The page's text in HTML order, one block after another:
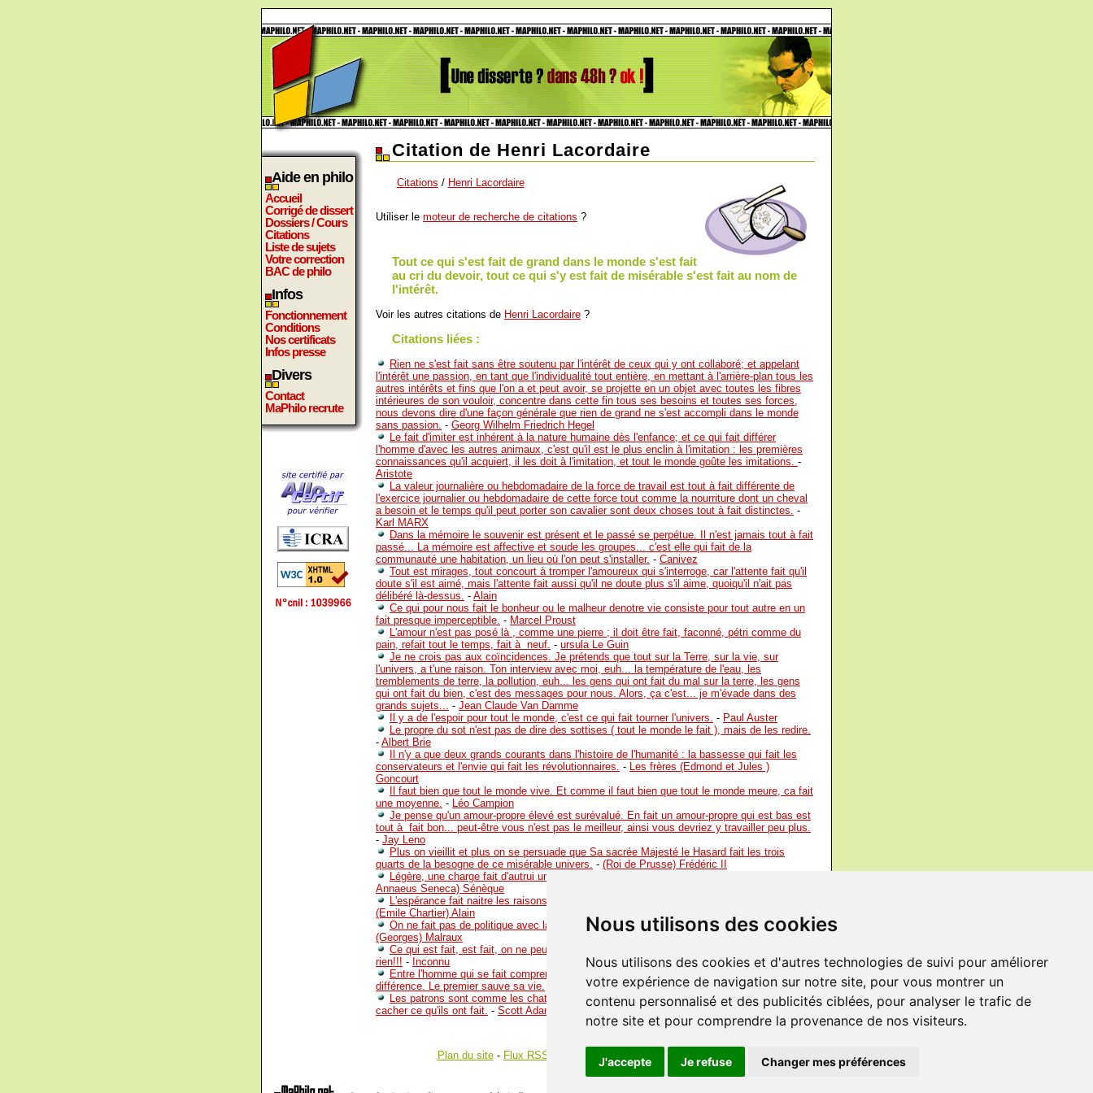
Nous utilisons des cookies
Nous utilisons des cookies et d'autres technologies de suivi pour améliorer
votre expérience de navigation sur notre site, pour vous montrer un
contenu personnalisé et des publicités ciblées, pour analyser le trafic de
notre site et pour comprendre la provenance de nos visiteurs.
J'accepte Je refuse Changer mes préférences
Aide en philo
Accueil
Corrigé de dissert
Dossiers / Cours
Citations
Liste de sujets
Votre correction
BAC de philo
Infos
Fonctionnement
Conditions
Nos certificats
Infos presse
Divers
Contact
MaPhilo recrute
Citation de Henri Lacordaire
Citations / Henri Lacordaire
Utiliser le moteur de recherche de citations ?
Tout ce qui s'est fait de grand dans le monde s'est fait
au cri du devoir, tout ce qui s'y est fait de misérable s'est fait au nom de
l'intérêt.
Voir les autres citations de Henri Lacordaire ?
Citations liées :
Rien ne s'est fait sans être soutenu par l'intérêt de ceux qui y ont collaboré; et appelant
l'intérêt une passion, en tant que l'individualité tout entière, en mettant à l'arrière-plan tous les
autres intérêts et fins que l'on a et peut avoir, se projette en un objet avec toutes les fibres
intérieures de son vouloir, concentre dans cette fin tous ses besoins et toutes ses forces,
nous devons dire d'une façon générale que rien de grand ne s'est accompli dans le monde
sans passion. - Georg Wilhelm Friedrich Hegel
Le fait d'imiter est inhérent à la nature humaine dès l'enfance; et ce qui fait différer
l'homme d'avec les autres animaux, c'est qu'il est le plus enclin à l'imitation : les premières
connaissances qu'il acquiert, il les doit à l'imitation, et tout le monde goûte les imitations. -
Aristote
La valeur journalière ou hebdomadaire de la force de travail est tout à fait différente de
l'exercice journalier ou hebdomadaire de cette force tout comme la nourriture dont un cheval
a besoin et le temps qu'il peut porter son cavalier sont deux choses tout à fait distinctes. -
Karl MARX
Dans la mémoire le souvenir est présent et le passé se perpétue. Il n'est jamais tout à fait
passé... La mémoire est affective et soude les groupes... c'est elle qui fait de la
communauté une habitation, un lieu où l'on peut s'installer. - Canivez
Tout est mirages, tout concourt à tromper l'amoureux qui s'interroge, car l'attente fait qu'il
doute s'il est aimé, mais l'attente fait aussi qu'il ne doute plus s'il aime, quoiqu'il n'ait pas
délibéré là-dessus. - Alain
Ce qui pour nous fait le bonheur ou le malheur denotre vie consiste pour tout autre en un
fait presque imperceptible. - Marcel Proust
L'amour n'est pas posé là , comme une pierre ; il doit être fait, faconné, pétri comme du
pain, refait tout le temps, fait à neuf. - ursula Le Guin
Je ne crois pas aux coïncidences. Je prétends que tout sur la Terre, sur la vie, sur
l'univers, a t'une raison. Ton interview avec moi, euh... la température de l'eau, les
tremblements de terre, la pollution, euh... les gens qui ont fait du mal sur la terre, les gens
qui ont fait du bien, c'est des messages pour nous. Alors, ça c'est... je m'évade dans des
grands sujets... - Jean Claude Van Damme
Il y a de l'espoir pour tout le monde, c'est ce qui fait tourner l'univers. - Paul Auster
Le propre du sot n'est pas de dire des sottises ( tout le monde le fait ), mais de les redire.
- Albert Brie
Il n'y a que deux grands courants dans l'histoire de l'humanité : la bassesse qui fait les
conservateurs et l'envie qui fait les révolutionnaires. - Les frères (Edmond et Jules )
Goncourt
Il faut bien que tout le monde vive. Et comme il faut bien que tout le monde meure, ca fait
une moyenne. - Léo Campion
Je pense qu'un amour-propre élevé est surévalué. En fait un amour-propre qui est bas est
tout à fait bon... peut-être vous n'est pas le meilleur, ainsi vous devriez y travailler peu plus.
- Jay Leno
Plus on vieillit et plus on se persuade que Sa sacrée Majesté le Hasard fait les trois
quarts de la besogne de ce misérable univers. - (Roi de Prusse) Frédéric II
Légère, une charge fait d'autrui un débiteur ; lourde, elle en fait un ennemi.
Annaeus Seneca) Sénèque
L'espérance fait naitre les raisons d'espérer, et le bon présage fait arriver la chose.
(Emile Chartier) Alain
On ne fait pas de politique avec la morale, mais on n'en fait pas davantage sans.-André
(Georges) Malraux
Ce qui est fait, est fait, on ne peut y remédier!!! Les excuses ne servent strictement à
rien!!! - Inconnu
Entre l'homme qui se fait comprendre et celui qui ne le fait pas il y a un abîme de
différence. Le premier sauve sa vie.
Primo Levi
Les patrons sont comme les chats dans un litière. Instinctivement, il remuent tout pour
cacher ce qu'ils ont fait. - Scott Adams
Plan du site- Flux RSS Gestion des cookies